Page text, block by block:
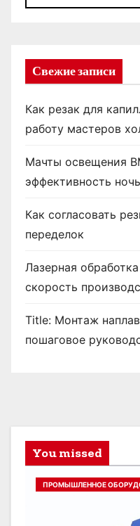
Свежие записи
Как резак для
работу мастеров
Мачты освещения
эффективность
Как согласовать
переделок
Лазерная
скорость
Title: Монтаж
пошаговое
You missed
ПРОМЫШЛЕННОЕ